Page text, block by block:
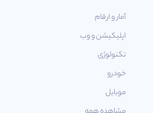
آمار و ارقام
اپلیکیشن و وب
تکنولوژی
خودرو
موبایل